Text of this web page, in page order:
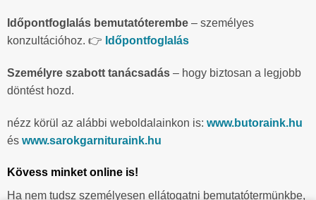
Időpontfoglalás bemutatóterembe – személyes
konzultációhoz. 👉 Időpontfoglalás
Személyre szabott tanácsadás – hogy biztosan a legjobb
döntést hozd.
nézz körül az alábbi weboldalainkon is: www.butoraink.hu
és www.sarokgarnituraink.hu
Kövess minket online is!
Ha nem tudsz személyesen ellátogatni bemutatótermünkbe,